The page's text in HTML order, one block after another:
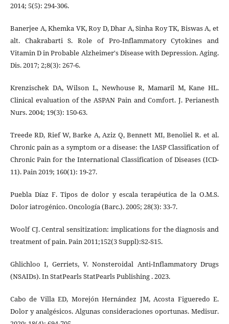
2014; 5(5): 294-306.
Banerjee A, Khemka VK, Roy D, Dhar A, Sinha Roy TK, Biswas A, et
alt. Chakrabarti S. Role of Pro-Inflammatory Cytokines and
Vitamin D in Probable Alzheimer's Disease with Depression. Aging.
Dis. 2017; 2;8(3): 267-6.
Krenzischek DA, Wilson L, Newhouse R, Mamaril M, Kane HL.
Clinical evaluation of the ASPAN Pain and Comfort. J. Perianesth
Nurs. 2004; 19(3): 150-63.
Treede RD, Rief W, Barke A, Aziz Q, Bennett MI, Benoliel R. et al.
Chronic pain as a symptom or a disease: the IASP Classification of
Chronic Pain for the International Classification of Diseases (ICD-
11). Pain 2019; 160(1): 19-27.
Puebla Díaz F. Tipos de dolor y escala terapéutica de la O.M.S.
Dolor iatrogénico. Oncología (Barc.). 2005; 28(3): 33-7.
Woolf CJ. Central sensitization: implications for the diagnosis and
treatment of pain. Pain 2011;152(3 Suppl):S2-S15.
Ghlichloo I, Gerriets, V. Nonsteroidal Anti-Inflammatory Drugs
(NSAIDs). In StatPearls StatPearls Publishing . 2023.
Cabo de Villa ED, Morejón Hernández JM, Acosta Figueredo E.
Dolor y analgésicos. Algunas consideraciones oportunas. Medisur.